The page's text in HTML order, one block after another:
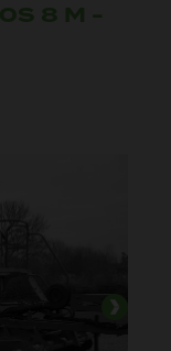
8 M -